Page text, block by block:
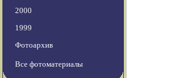
2000
1999
Фотоархив
Все фотоматериалы